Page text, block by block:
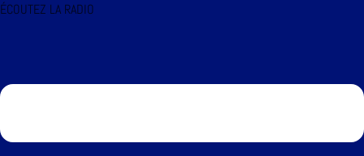
ÉCOUTEZ LA RADIO